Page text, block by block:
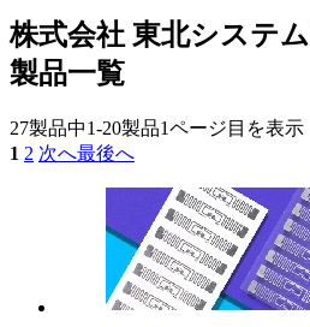
株式会社 東北システ
製品一覧
27製品中1-20製品1ページ目を表示
1 2 次へ最後へ